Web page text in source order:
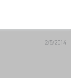
2/5/2014